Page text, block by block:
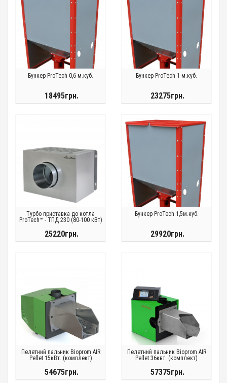
Бункер ProTech 0,6 м.куб.
18495грн.
Бункер ProTech 1 м.куб.
23275грн.
Турбо приставка до котла
ProTech™ - ТПД 230 (80-100 кВт)
25220грн.
Бункер ProTech 1,5м.куб.
29920грн.
Пелетний пальник Bioprom AIR
Pellet 15кВт. (комплект)
54675грн.
Пелетний пальник Bioprom AIR
Pellet 36квт. (комплект)
57375грн.